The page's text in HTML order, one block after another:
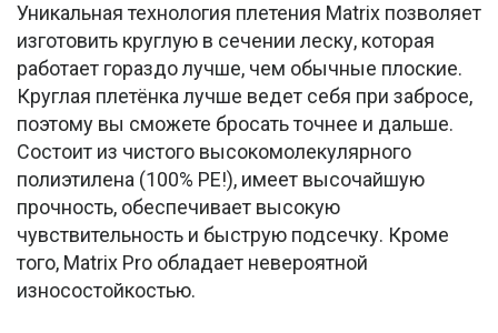
Уникальная технология плетения Matrix позволяет
изготовить круглую в сечении леску, которая
работает гораздо лучше, чем обычные плоские.
Круглая плетёнка лучше ведет себя при забросе,
поэтому вы сможете бросать точнее и дальше.
Состоит из чистого высокомолекулярного
полиэтилена (100% PE!), имеет высочайшую
прочность, обеспечивает высокую
чувствительность и быструю подсечку. Кроме
того, Matrix Pro обладает невероятной
износостойкостью.